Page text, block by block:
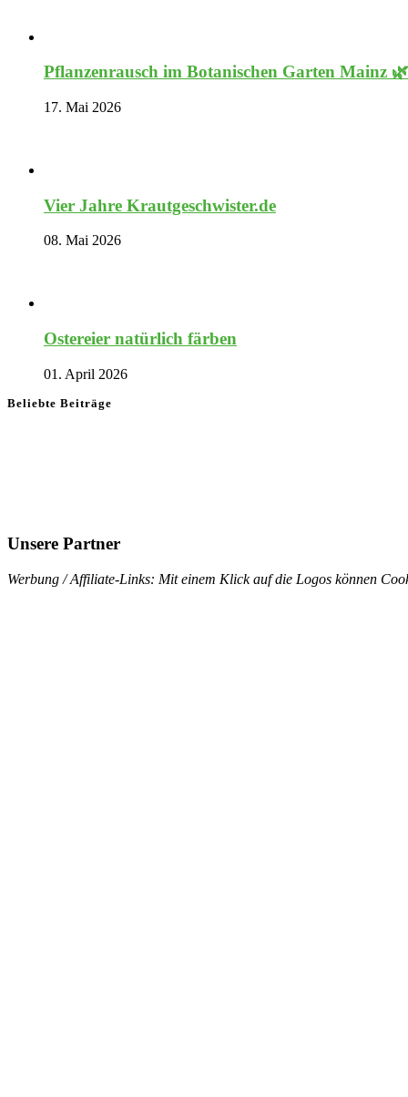
Pflanzenrausch im Botanischen Garten Mainz 🌿
17. Mai 2026
Vier Jahre Krautgeschwister.de
08. Mai 2026
Ostereier natürlich färben
01. April 2026
Beliebte Beiträge
Unsere Partner
Werbung / Affiliate-Links: Mit einem Klick auf die Logos können